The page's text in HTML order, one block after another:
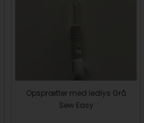
Opsprætter med ledlys Grå
Sew Easy